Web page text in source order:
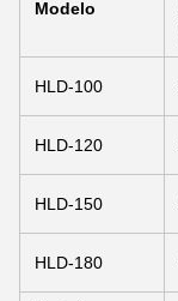
Modelo
HLD-100
HLD-120
HLD-150
HLD-180